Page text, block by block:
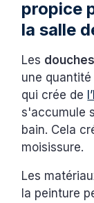
propice
la salle
Les
une
qui crée de
s'accumule
bain. Cela
moisissure.
Les
la peinture